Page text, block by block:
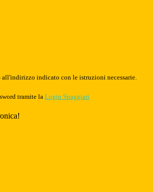
all'indirizzo indicato con le istruzioni necessarie.
tramite la Login Spaggiari